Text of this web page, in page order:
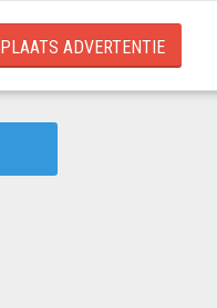
PLAATS ADVERTENTIE